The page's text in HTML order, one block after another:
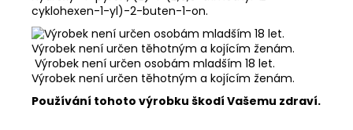
cyklohexen-1-yl)-2-buten-1-on.
Výrobek není určen osobám mladším 18 let.
Výrobek není určen těhotným a kojícím ženám.
Používání tohoto výrobku škodí Vašemu zdraví.